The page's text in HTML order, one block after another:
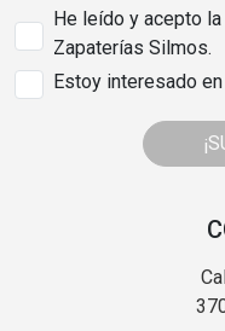
He leído y acepto la
Zapaterías Silmos.
Estoy interesado